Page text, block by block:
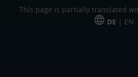
This page is partially translated
DE | EN